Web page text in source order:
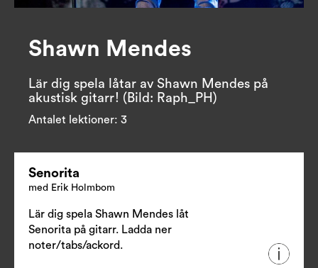
Shawn Mendes
Lär dig spela låtar av Shawn Mendes på
akustisk gitarr! (Bild: Raph_PH)
Antalet lektioner: 3
Senorita
med Erik Holmbom
Lär dig spela Shawn Mendes låt
Senorita på gitarr. Ladda ner
noter/tabs/ackord.